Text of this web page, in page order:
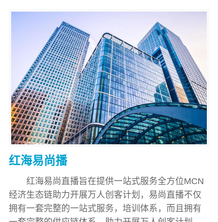
红海易尚播
红海易尚直播旨在提供一站式服务全方位MCN
经济生态链助力开展万人创客计划，易尚直播不仅
拥有一套完整的一站式服务，培训体系，而且拥有